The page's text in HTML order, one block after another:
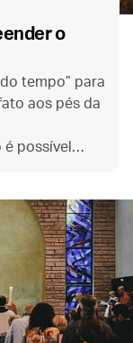
o
tempo” para
aos pés da
possível